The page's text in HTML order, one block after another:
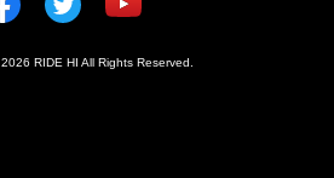
RIDE HI All Rights Reserved.